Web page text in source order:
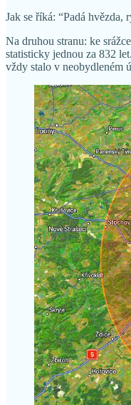
Jak se říká: “Padá hvězda,
Na druhou stranu: ke
statisticky jednou za 832
vždy stalo v neobydleném